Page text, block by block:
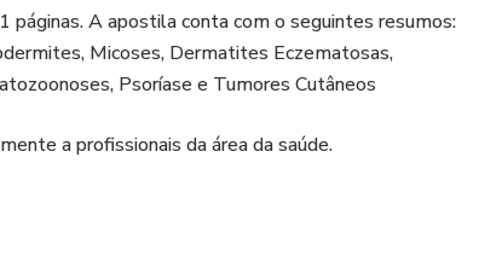
A apostila conta com o seguintes resumos:
Micoses, Dermatites Eczematosas,
Psoríase e Tumores Cutâneos
a profissionais da área da saúde.